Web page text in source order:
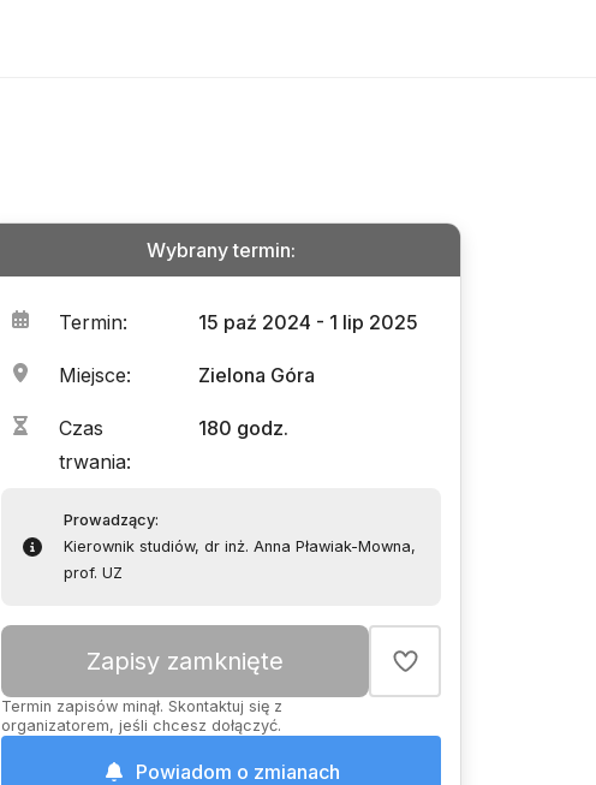
Wybrany termin:
Termin: 15 paź 2024 - 1 lip 2025
Miejsce: Zielona Góra
Czas
trwania:
180 godz.
Prowadzący:
Kierownik studiów, dr inż. Anna Pławiak-Mowna,
prof. UZ
Zapisy zamknięte
Termin zapisów minął. Skontaktuj się z
organizatorem, jeśli chcesz dołączyć.
Powiadom o zmianach